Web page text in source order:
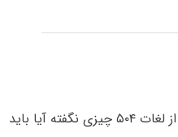
تو منابع ارشد معرفی شده برا زبان از لغات ۵۰۴ چیزی نگفته آیا باید